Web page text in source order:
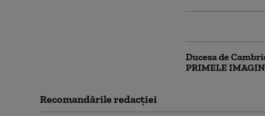
Ducesa de
PRIMELE
Recomandările redacţiei